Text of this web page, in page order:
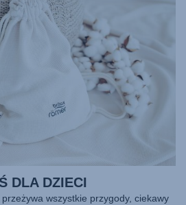
DLA DZIECI
wszystkie przygody, ciekawy